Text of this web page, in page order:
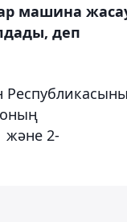
машина
деп
және 2-